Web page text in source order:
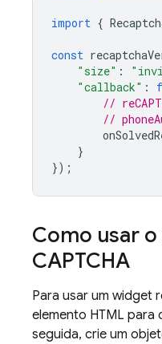
import {
const
"size" :
"callback" :
//
//
}
});
Como usar
CAPTCHA
Para usar um widget
elemento HTML para
seguida, crie um